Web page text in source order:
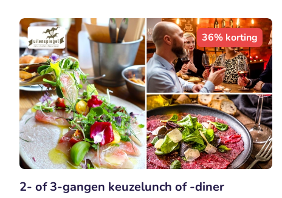
36% korting
2- of 3-gangen keuzelunch of -diner